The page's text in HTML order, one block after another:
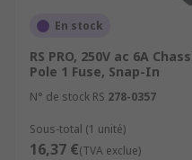
En stock
RS PRO, 250V ac 6A
Pole 1 Fuse, Snap-In
N° de stock RS 278-0357
Sous-total (1 unité)
16,37 €(TVA exclue)